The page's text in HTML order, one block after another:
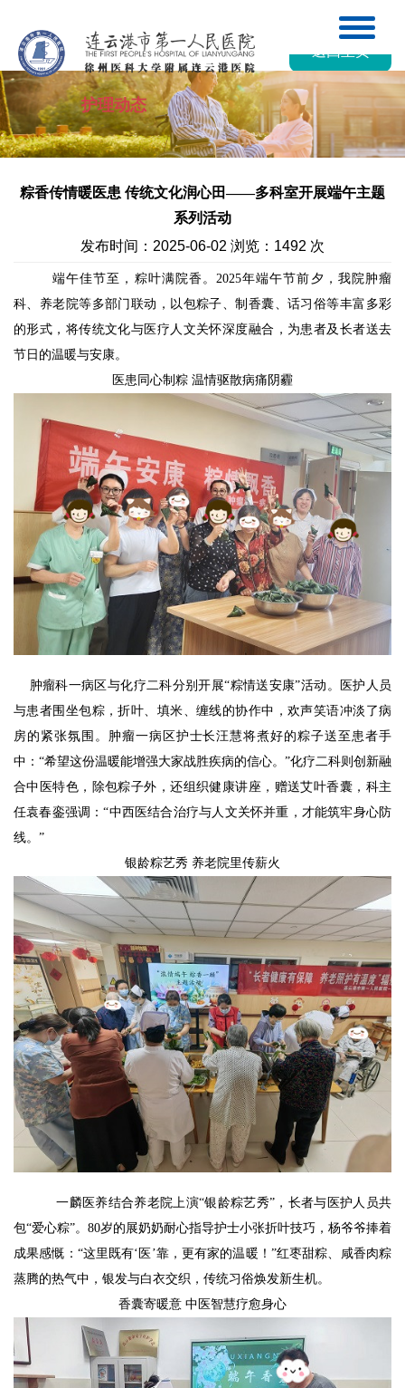
返回主页
护理动态
粽香传情暖医患 传统文化润心田——多科室开展端午主题
系列活动
发布时间：2025-06-02 浏览：1492 次
端午佳节至，粽叶满院香。 2025年端午节前夕，我院肿瘤
科、养老院等多部门联动，以包粽子、制香囊、话习俗等丰富多彩
的形式，将传统文化与医疗人文关怀深度融合，为患者及长者送去
节日的温暖与安康。
医患同心制粽 温情驱散病痛阴霾
肿瘤科一病区与化疗二科分别开展“粽情送安康”活动。医护人员
与患者围坐包粽，折叶、填米、缠线的协作中，欢声笑语冲淡了病
房的紧张氛围。肿瘤一病区护士长汪慧将煮好的粽子送至患者手
中：“希望这份温暖能增强大家战胜疾病的信心。”化疗二科则创新融
合中医特色，除包粽子外，还组织健康讲座，赠送艾叶香囊，科主
任袁春銮强调：“中西医结合治疗与人文关怀并重，才能筑牢身心防
线。”
银龄粽艺秀 养老院里传薪火
一麟医养结合养老院上演“银龄粽艺秀”，长者与医护人员共
包“爱心粽”。80岁的展奶奶耐心指导护士小张折叶技巧，杨爷爷捧着
成果感慨：“这里既有‘医’靠，更有家的温暖！”红枣甜粽、咸香肉粽
蒸腾的热气中，银发与白衣交织，传统习俗焕发新生机。
香囊寄暖意 中医智慧疗愈身心